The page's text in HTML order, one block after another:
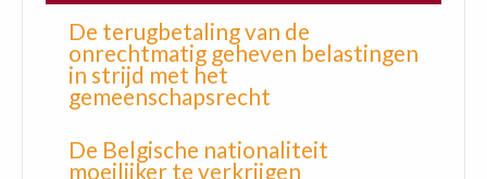
De terugbetaling van de
onrechtmatig geheven belastingen
in strijd met het
gemeenschapsrecht
De Belgische nationaliteit
moeilijker te verkrijgen